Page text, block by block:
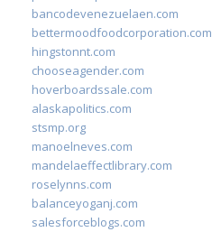
bancodevenezuelaen.com
bettermoodfoodcorporation.com
hingstonnt.com
chooseagender.com
hoverboardssale.com
alaskapolitics.com
stsmp.org
manoelneves.com
mandelaeffectlibrary.com
roselynns.com
balanceyoganj.com
salesforceblogs.com